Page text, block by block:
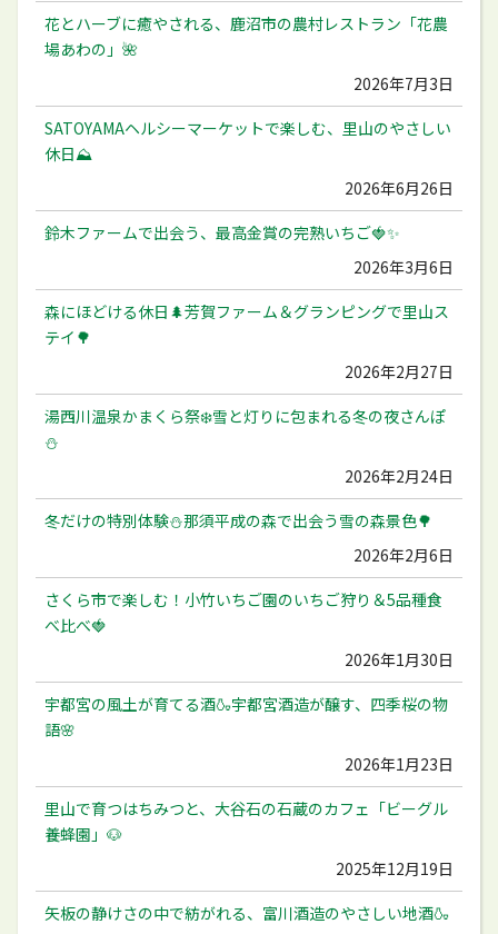
花とハーブに癒やされる、鹿沼市の農村レストラン「花農
場あわの」🌺
2026年7月3日
SATOYAMAヘルシーマーケットで楽しむ、里山のやさしい
休日⛰️
2026年6月26日
鈴木ファームで出会う、最高金賞の完熟いちご🍓✨
2026年3月6日
森にほどける休日🌲芳賀ファーム＆グランピングで里山ス
テイ🌳
2026年2月27日
湯西川温泉かまくら祭❄️雪と灯りに包まれる冬の夜さんぽ
⛄️
2026年2月24日
冬だけの特別体験⛄️那須平成の森で出会う雪の森景色🌳
2026年2月6日
さくら市で楽しむ！小竹いちご園のいちご狩り＆5品種食
べ比べ🍓
2026年1月30日
宇都宮の風土が育てる酒🍶宇都宮酒造が醸す、四季桜の物
語🌸
2026年1月23日
里山で育つはちみつと、大谷石の石蔵のカフェ「ビーグル
養蜂園」🐶
2025年12月19日
矢板の静けさの中で紡がれる、富川酒造のやさしい地酒🍶